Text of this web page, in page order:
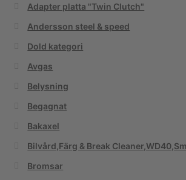
Adapter platta "Twin Clutch"
Andersson steel & speed
Dold kategori
Avgas
Belysning
Begagnat
Bakaxel
Bilvård,Färg & Break
Bromsar